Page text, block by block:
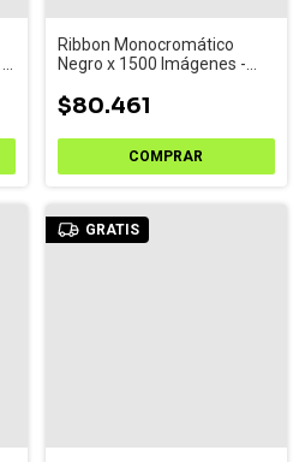
Ribbon Monocromático
Negro x 1500 Imágenes -
$80.461
GRATIS